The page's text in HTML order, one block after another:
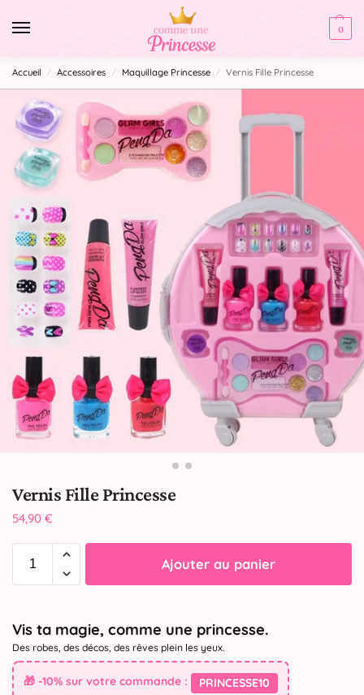
0
Accueil / Accessoires / Maquillage Princesse / Vernis Fille Princesse
Vernis Fille Princesse
54,90 €
Ajouter au panier
Vis ta magie, comme une princesse.
Des robes, des décos, des rêves plein les yeux.
🎁 -10% sur votre commande : PRINCESSE10